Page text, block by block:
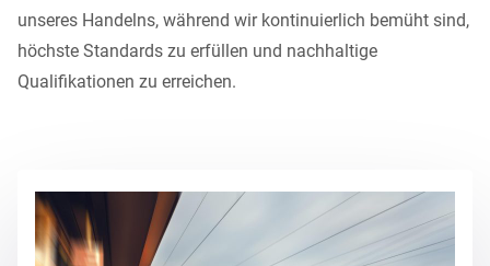
unseres Handelns, während wir kontinuierlich bemüht sind,
höchste Standards zu erfüllen und nachhaltige
Qualifikationen zu erreichen.